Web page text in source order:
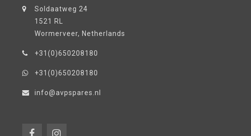
Soldaatweg 24
1521 RL
Wormerveer, Netherlands
+31(0)650208180
+31(0)650208180
info@avpspares.nl